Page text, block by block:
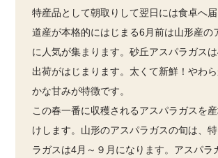
特産品として朝取りして翌日には食卓へ
道産が本格的にはじまる6月前は山形産の
に人気が集まります。砂丘アスパラガス
出荷がはじまります。太くて新鮮！やわ
かな甘みが特徴です。
この春一番に収穫されるアスパラガスを
けします。山形のアスパラガスの旬は、
ラガスは4月～９月になります。アスパラ